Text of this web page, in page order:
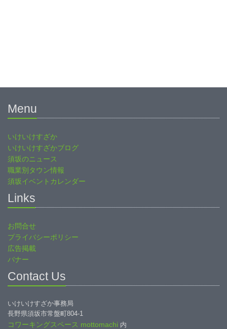
Menu
いけいけすざか
いけいけすざかブログ
須坂のニュース
職業別タウン情報
須坂イベントカレンダー
Links
お問合せ
プライバシーポリシー
広告掲載
バナー
Contact Us
いけいけすざか事務局
長野県須坂市常盤町804-1
コワーキングスペース mottomachi 内